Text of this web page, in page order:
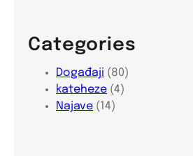
Categories
Događaji (80)
kateheze (4)
Najave (14)